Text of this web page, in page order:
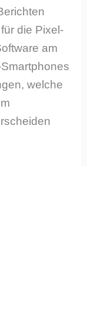
die Pixel-
am
welche